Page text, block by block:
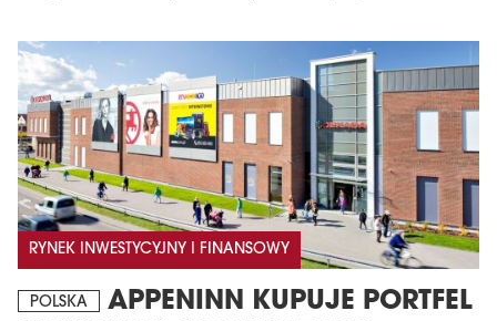
RYNEK INWESTYCYJNY I FINANSOWY
POLSKA
APPENINN KUPUJE PORTFEL